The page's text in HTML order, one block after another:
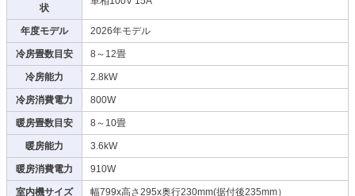
状
年度モデル 2026年モデル
冷房畳数目安 8～12畳
冷房能力 2.8kW
冷房消費電力 800W
暖房畳数目安 8～10畳
暖房能力 3.6kW
暖房消費電力 910W
室内機サイズ 幅799x高さ295x奥行230mm(据付後235mm）